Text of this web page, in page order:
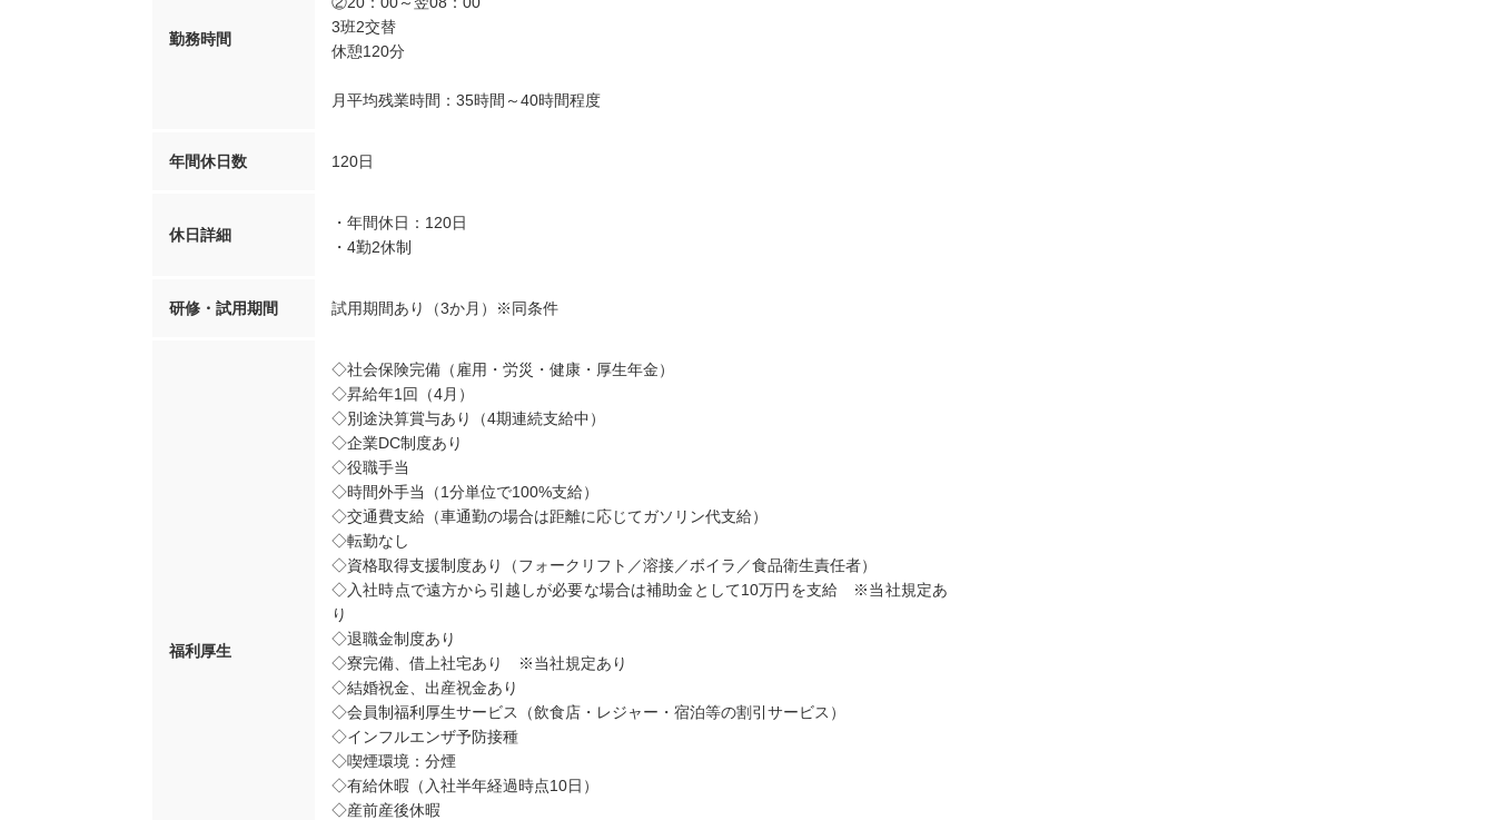
勤務時間
3班2交替
休憩120分
月平均残業時間：35時間～40時間程度
年間休日数 120日
休日詳細
・年間休日：120日
・4勤2休制
研修・試用期間 試用期間あり（3か月）※同条件
福利厚生
◇社会保険完備（雇用・労災・健康・厚生年金）
◇昇給年1回（4月）
◇別途決算賞与あり（4期連続支給中）
◇企業DC制度あり
◇役職手当
◇時間外手当（1分単位で100%支給）
◇交通費支給（車通勤の場合は距離に応じてガソリン代支給）
◇転勤なし
◇資格取得支援制度あり（フォークリフト／溶接／ボイラ／食品衛生責任者）
◇入社時点で遠方から引越しが必要な場合は補助金として10万円を支給 ※当社規定あ
り
◇退職金制度あり
◇寮完備、借上社宅あり ※当社規定あり
◇結婚祝金、出産祝金あり
◇会員制福利厚生サービス（飲食店・レジャー・宿泊等の割引サービス）
◇インフルエンザ予防接種
◇喫煙環境：分煙
◇有給休暇（入社半年経過時点10日）
◇産前産後休暇